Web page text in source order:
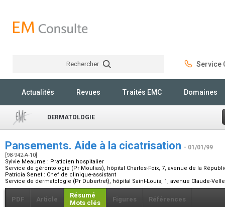
Rechercher Service
Actualités Revues Traités EMC Domaines
DERMATOLOGIE
Pansements. Aide à la cicatrisation - 01/01/99
[98-942-A-10]
Sylvie Meaume : Praticien hospitalier
Service de gérontologie (Pr Moulias), hôpital Charles-Foix, 7, avenue de la
Patricia Senet : Chef de clinique-assistant
Service de dermatologie (Pr Dubertret), hôpital Saint-Louis, 1, avenue Claude-
PDF Article
Résumé
Mots clés
Figures Références